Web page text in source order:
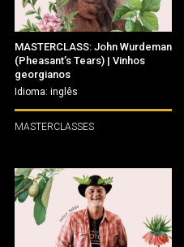
MASTERCLASS: John Wurdeman
(Pheasant’s Tears) | Vinhos
georgianos
Idioma: inglês
MASTERCLASSES